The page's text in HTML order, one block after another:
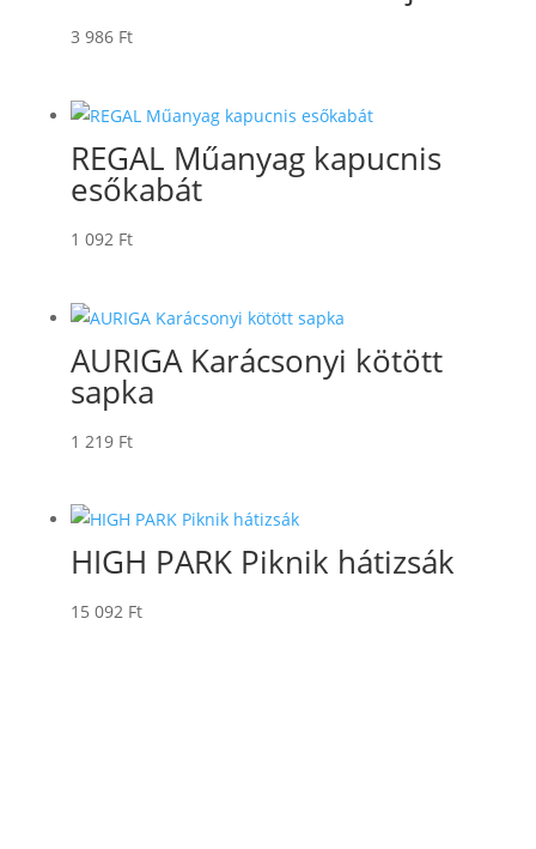
3 986 Ft
REGAL Műanyag kapucnis
esőkabát
1 092 Ft
AURIGA Karácsonyi kötött
sapka
1 219 Ft
HIGH PARK Piknik hátizsák
15 092 Ft